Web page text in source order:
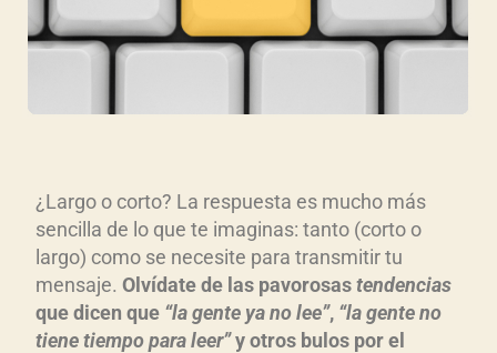
¿Largo o corto? La respuesta es mucho más
sencilla de lo que te imaginas: tanto (corto o
largo) como se necesite para transmitir tu
mensaje. Olvídate de las pavorosastendencias
que dicen que “la gente ya no lee”, “la gente no
tiene tiempo para leer”y otros bulos por el